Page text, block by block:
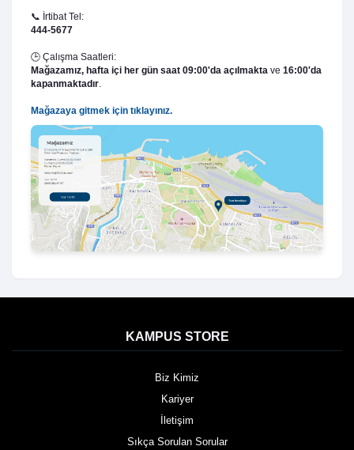
📞 İrtibat Tel:
444-5677
🕒 Çalışma Saatleri:
Mağazamız, hafta içi her gün saat 09:00'da açılmakta ve 16:00'da
kapanmaktadır.
Mağazaya gitmek için tıklayınız.
KAMPUS STORE
Biz Kimiz
Kariyer
İletişim
Sıkça Sorulan Sorular